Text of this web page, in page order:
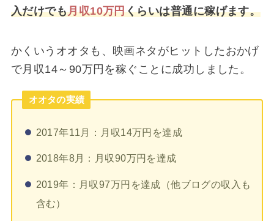
入だけでも月収10万円くらいは普通に稼げます。
かくいうオオタも、映画ネタがヒットしたおかげ
で月収14～90万円を稼ぐことに成功しました。
オオタの実績
2017年11月：月収14万円を達成
2018年8月：月収90万円を達成
2019年：月収97万円を達成（他ブログの収入も
含む）